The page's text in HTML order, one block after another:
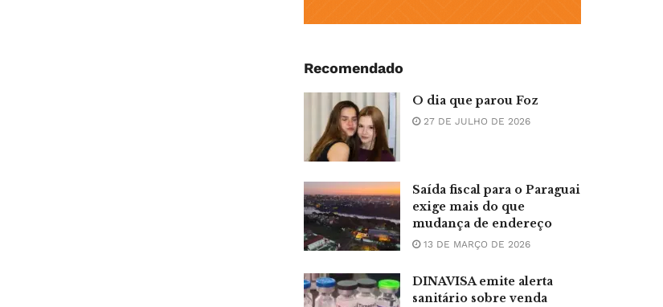
Recomendado
O dia que parou Foz
27 DE JULHO DE 2026
Saída fiscal para o Paraguai
exige mais do que
mudança de endereço
13 DE MARÇO DE 2026
DINAVISA emite alerta
sanitário sobre venda